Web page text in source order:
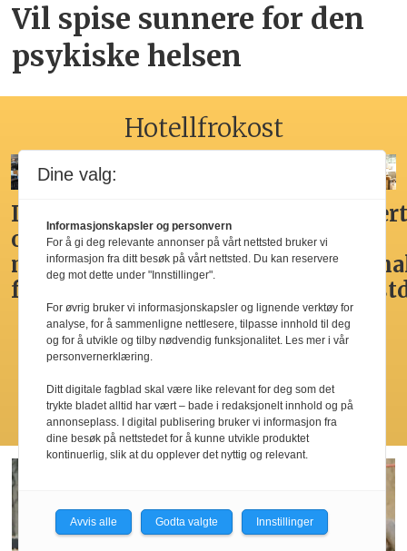
Vil spise sunnere for den
psykiske helsen
Hotellfrokost
Ikke
overdådig,
men
fristende
du
Norges
hotellfrokost
spennende,
men
best i
by’n
den
Les flere
Dine valg:
Informasjonskapsler og personvern
For å gi deg relevante annonser på vårt nettsted bruker vi
informasjon fra ditt besøk på vårt nettsted. Du kan reservere
deg mot dette under "Innstillinger".
For øvrig bruker vi informasjonskapsler og lignende verktøy for
analyse, for å sammenligne nettlesere, tilpasse innhold til deg
og for å utvikle og tilby nødvendig funksjonalitet. Les mer i vår
personvernerklæring.
Ditt digitale fagblad skal være like relevant for deg som det
trykte bladet alltid har vært – bade i redaksjonelt innhold og på
annonseplass. I digital publisering bruker vi informasjon fra
dine besøk på nettstedet for å kunne utvikle produktet
kontinuerlig, slik at du opplever det nyttig og relevant.
Avvis alle Godta valgte Innstillinger